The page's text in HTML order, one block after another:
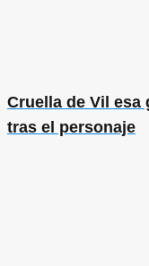
Cruella de Vil esa
tras el personaje